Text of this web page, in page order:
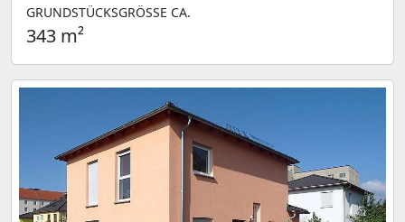
GRUNDSTÜCKSGRÖSSE CA.
343 m²